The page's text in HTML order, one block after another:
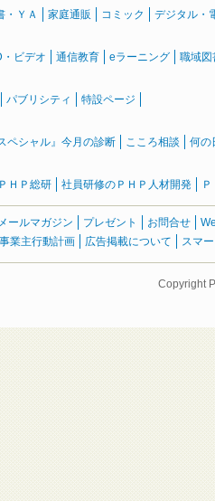
・ＹＡ 家庭通販 コミック デジタル・
・ビデオ 通信教育 eラーニング 職域図
パブリシティ 特設ページ
ペシャル』今月の診断 こころ相談 何の
ＨＰ総研 社員研修のＰＨＰ人材開発
メールマガジン プレゼント お問合せ
業主行動計画 広告掲載について スマ
Copyright